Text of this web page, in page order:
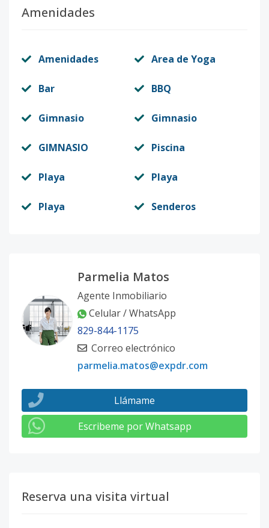
Amenidades
Amenidades Area de Yoga
Bar BBQ
Gimnasio Gimnasio
GIMNASIO Piscina
Playa Playa
Playa Senderos
Parmelia Matos
Agente Inmobiliario
Celular / WhatsApp
829-844-1175
Correo electrónico
parmelia.matos@expdr.com
Llámame
Escribeme por Whatsapp
Reserva una visita virtual